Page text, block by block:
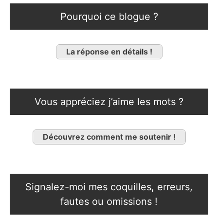
Pourquoi ce blogue ?
La réponse en détails !
Vous appréciez j’aime les mots ?
Découvrez comment me soutenir !
Signalez-moi mes coquilles, erreurs,
fautes ou omissions !